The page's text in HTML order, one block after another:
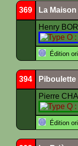
369 La
Henry
Édition
394 Piboulette
Pierre
Édition